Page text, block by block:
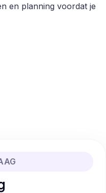
en planning voordat je